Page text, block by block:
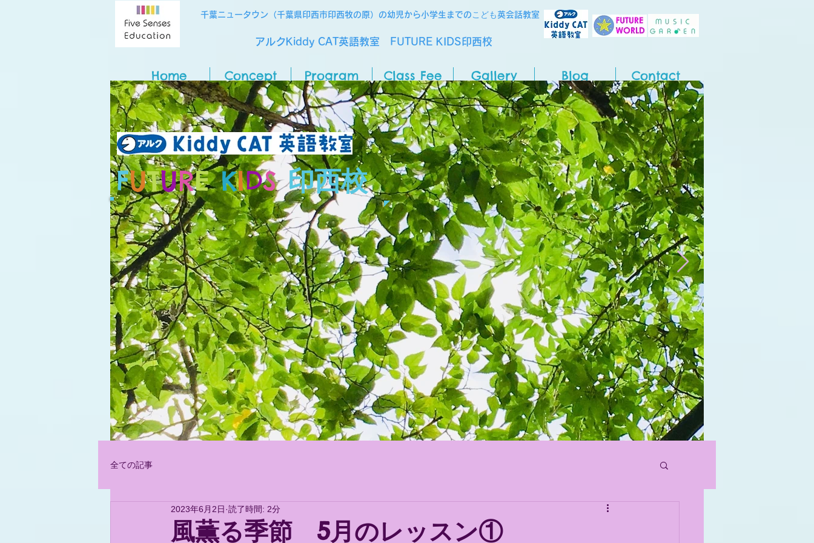
千葉ニュータウン（千葉県印西市印西牧の原）の幼児から小学生までのこども英会話教室
アルクKiddy CAT英語教室 FUTURE KIDS印西校
Home Concept Program Class Fee Gallery Blog Contact
FUTURE KIDS 印西校
Let's Find Your FUTURE！
全ての記事
風薫る季節 5月のレッスン①
2023年6月2日 読了時間: 2分